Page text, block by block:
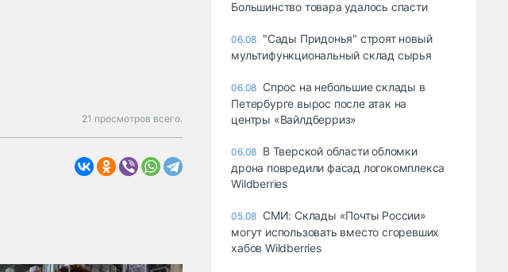
21 просмотров всего.
Большинство товара удалось спасти
06.08 "Сады Придонья" строят новый
мультифункциональный склад сырья
06.08 Спрос на небольшие склады в
Петербурге вырос после атак на
центры «Вайлдберриз»
06.08 В Тверской области обломки
дрона повредили фасад логокомплекса
Wildberries
05.08 СМИ: Склады «Почты России»
могут использовать вместо сгоревших
хабов Wildberries